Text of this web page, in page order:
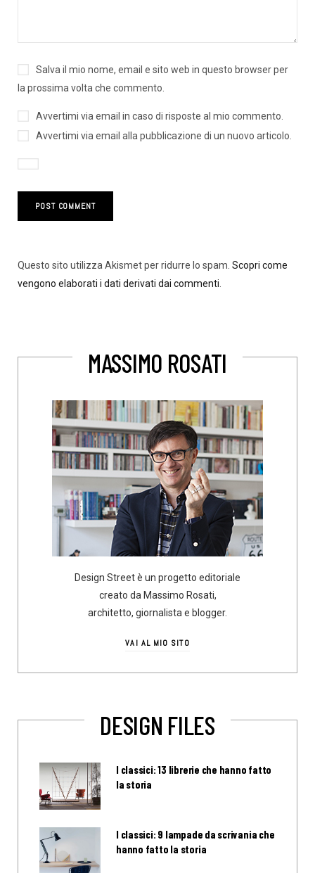
Salva il mio nome, email e sito web in questo browser per
la prossima volta che commento.
Avvertimi via email in caso di risposte al mio commento.
Avvertimi via email alla pubblicazione di un nuovo articolo.
Questo sito utilizza Akismet per ridurre lo spam. Scopri come
vengono elaborati i dati derivati dai commenti
MASSIMO ROSATI
Design Street è un progetto editoriale
creato da Massimo Rosati,
architetto, giornalista e blogger.
VAI AL MIO SITO
DESIGN FILES
I classici: 13 librerie che hanno fatto
la storia
I classici: 9 lampade da scrivania che
hanno fatto la storia